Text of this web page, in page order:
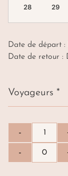
Date de départ
Date de retour
Voyageurs *
-
-